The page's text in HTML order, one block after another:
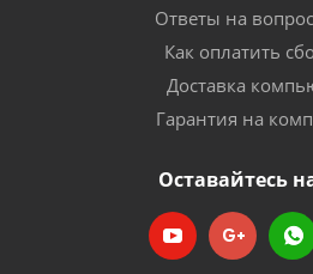
Ответы на
Как оплатить
Доставка
Гарантия на
Оставайтесь